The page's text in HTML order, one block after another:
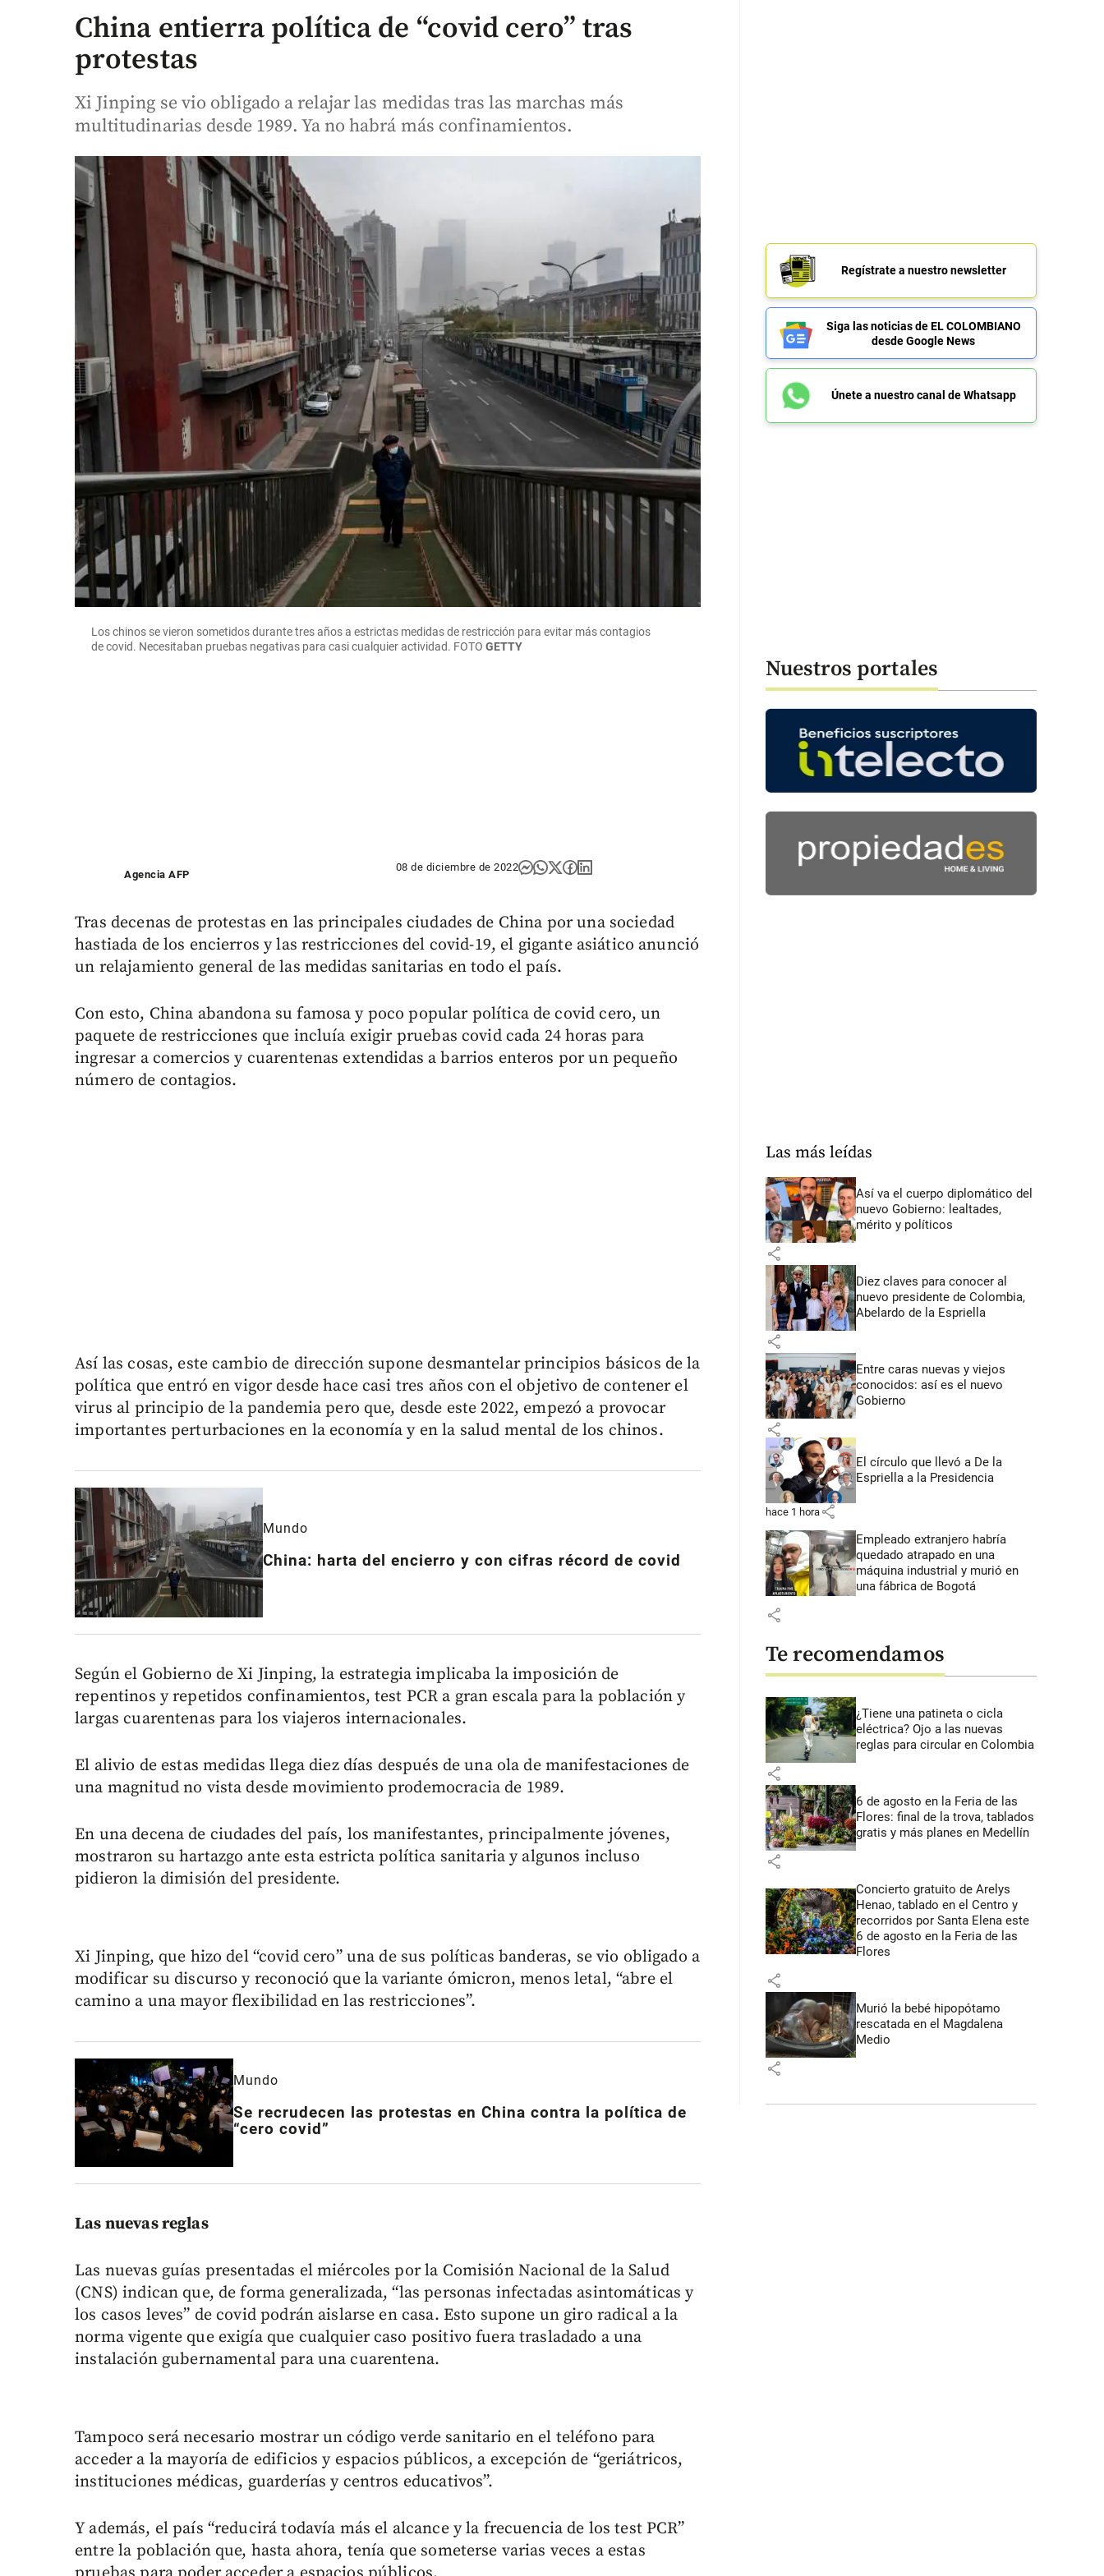
China entierra política de “covid cero” tras
protestas
Xi Jinping se vio obligado a relajar las medidas tras las marchas más
multitudinarias desde 1989. Ya no habrá más confinamientos.
Los chinos se vieron sometidos durante tres años a estrictas medidas de restricción para evitar más contagios
de covid. Necesitaban pruebas negativas para casi cualquier actividad. FOTOGETTY
Agencia AFP
08 de diciembre de 2022
Tras decenas de protestas en las principales ciudades de China por una sociedad
hastiada de los encierros y las restricciones del covid-19, el gigante asiático anunció
un relajamiento general de las medidas sanitarias en todo el país.
Con esto, China abandona su famosa y poco popular política de covid cero, un
paquete de restricciones que incluía exigir pruebas covid cada 24 horas para
ingresar a comercios y cuarentenas extendidas a barrios enteros por un pequeño
número de contagios.
Así las cosas, este cambio de dirección supone desmantelar principios básicos de la
política que entró en vigor desde hace casi tres años con el objetivo de contener el
virus al principio de la pandemia pero que, desde este 2022, empezó a provocar
importantes perturbaciones en la economía y en la salud mental de los chinos.
Mundo
China: harta del encierro y con cifras récord de covid
Según el Gobierno de Xi Jinping, la estrategia implicaba la imposición de
repentinos y repetidos confinamientos, test PCR a gran escala para la población y
largas cuarentenas para los viajeros internacionales.
El alivio de estas medidas llega diez días después de una ola de manifestaciones de
una magnitud no vista desde movimiento prodemocracia de 1989.
En una decena de ciudades del país, los manifestantes, principalmente jóvenes,
mostraron su hartazgo ante esta estricta política sanitaria y algunos incluso
pidieron la dimisión del presidente.
Xi Jinping, que hizo del “covid cero” una de sus políticas banderas, se vio obligado a
modificar su discurso y reconoció que la variante ómicron, menos letal, “abre el
camino a una mayor flexibilidad en las restricciones”.
Mundo
Se recrudecen las protestas en China contra la política de
“cero covid”
Las nuevas reglas
Las nuevas guías presentadas el miércoles por la Comisión Nacional de la Salud
(CNS) indican que, de forma generalizada, “las personas infectadas asintomáticas y
los casos leves” de covid podrán aislarse en casa. Esto supone un giro radical a la
norma vigente que exigía que cualquier caso positivo fuera trasladado a una
instalación gubernamental para una cuarentena.
Tampoco será necesario mostrar un código verde sanitario en el teléfono para
acceder a la mayoría de edificios y espacios públicos, a excepción de “geriátricos,
instituciones médicas, guarderías y centros educativos”.
Y además, el país “reducirá todavía más el alcance y la frecuencia de los test PCR”
entre la población que, hasta ahora, tenía que someterse varias veces a estas
Regístrate a nuestro newsletter
Siga las noticias de EL COLOMBIANO
desde Google News
Únete a nuestro canal de Whatsapp
Nuestros portales
Las más leídas
Así va el cuerpo diplomático del
nuevo Gobierno: lealtades,
mérito y políticos
share
Diez claves para conocer al
nuevo presidente de Colombia,
Abelardo de la Espriella
share
Entre caras nuevas y viejos
conocidos: así es el nuevo
Gobierno
share
El círculo que llevó a De la
Espriella a la Presidencia
hace 1 hora share
Empleado extranjero habría
quedado atrapado en una
máquina industrial y murió en
una fábrica de Bogotá
share
Te recomendamos
¿Tiene una patineta o cicla
eléctrica? Ojo a las nuevas
reglas para circular en Colombia
share
6 de agosto en la Feria de las
Flores: final de la trova, tablados
gratis y más planes en Medellín
share
Concierto gratuito de Arelys
Henao, tablado en el Centro y
recorridos por Santa Elena este
6 de agosto en la Feria de las
Flores
share
Murió la bebé hipopótamo
rescatada en el Magdalena
Medio
share